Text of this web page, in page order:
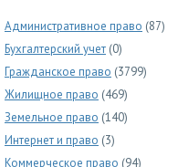
Административное право (87)
Бухгалтерский учет (0)
Гражданское право (3799)
Жилищное право (469)
Земельное право (140)
Интернет и право (3)
Коммерческое право (94)